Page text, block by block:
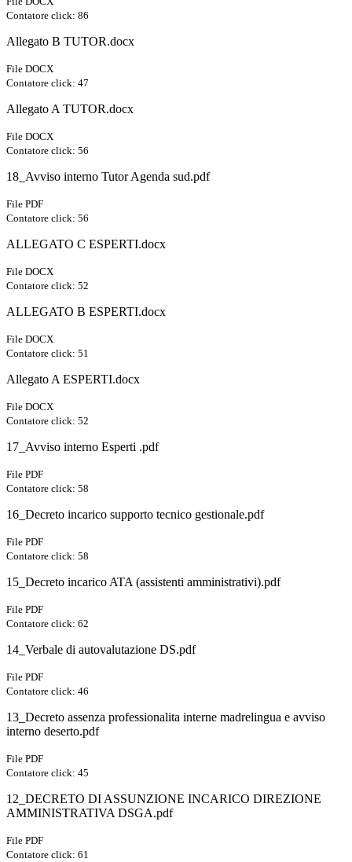
Contatore click: 86
Allegato B TUTOR.docx
File DOCX
Contatore click: 47
Allegato A TUTOR.docx
File DOCX
Contatore click: 56
18_Avviso interno Tutor Agenda sud.pdf
File PDF
Contatore click: 56
ALLEGATO C ESPERTI.docx
File DOCX
Contatore click: 52
ALLEGATO B ESPERTI.docx
File DOCX
Contatore click: 51
Allegato A ESPERTI.docx
File DOCX
Contatore click: 52
17_Avviso interno Esperti .pdf
File PDF
Contatore click: 58
16_Decreto incarico supporto tecnico gestionale.pdf
File PDF
Contatore click: 58
15_Decreto incarico ATA (assistenti amministrativi).pdf
File PDF
Contatore click: 62
14_Verbale di autovalutazione DS.pdf
File PDF
Contatore click: 46
13_Decreto assenza professionalita interne madrelingua e avviso
interno deserto.pdf
File PDF
Contatore click: 45
12_DECRETO DI ASSUNZIONE INCARICO DIREZIONE
AMMINISTRATIVA DSGA.pdf
File PDF
Contatore click: 61